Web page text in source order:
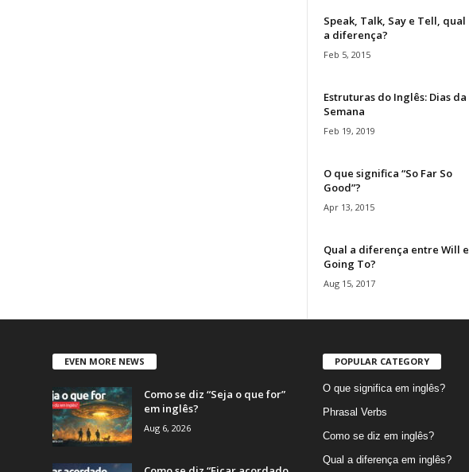
Speak, Talk, Say e Tell, qual
a diferença?
Feb 5, 2015
Estruturas do Inglês: Dias da
Semana
Feb 19, 2019
O que significa “So Far So
Good”?
Apr 13, 2015
Qual a diferença entre Will e
Going To?
Aug 15, 2017
EVEN MORE NEWS
Como se diz “Seja o que for”
em inglês?
Aug 6, 2026
POPULAR CATEGORY
O que significa em inglês?
Phrasal Verbs
Como se diz em inglês?
Qual a diferença em inglês?